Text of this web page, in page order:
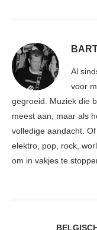
Al
voor
gegroeid. Muziek die
meest aan, maar als
volledige aandacht.
elektro, pop, rock,
om in vakjes te